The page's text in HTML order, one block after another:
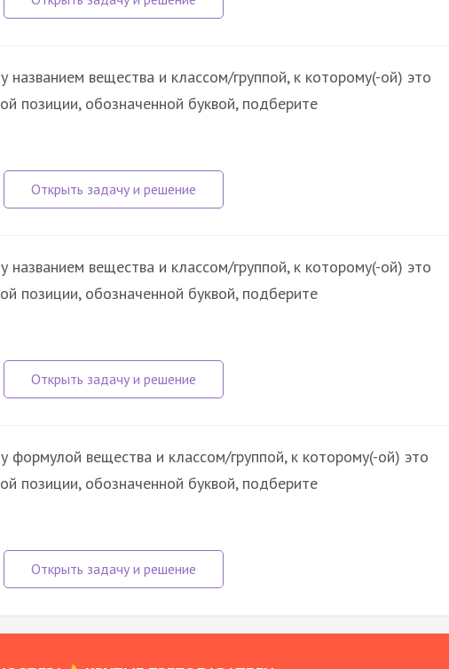
названием вещества и классом/группой, к которому(-ой) это
позиции, обозначенной буквой, подберите
названием вещества и классом/группой, к которому(-ой) это
позиции, обозначенной буквой, подберите
формулой вещества и классом/группой, к которому(-ой) это
позиции, обозначенной буквой, подберите